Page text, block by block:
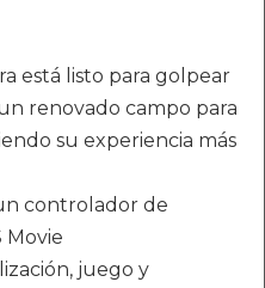
está listo para golpear
renovado campo para
su experiencia más
controlador de
Movie
juego y